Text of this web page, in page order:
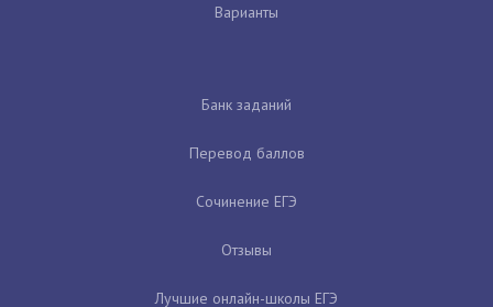
Варианты
Банк заданий
Перевод баллов
Сочинение ЕГЭ
Отзывы
Лучшие онлайн-школы ЕГЭ